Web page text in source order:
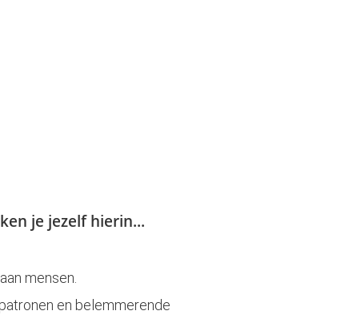
je jezelf hierin...
mensen.
en belemmerende